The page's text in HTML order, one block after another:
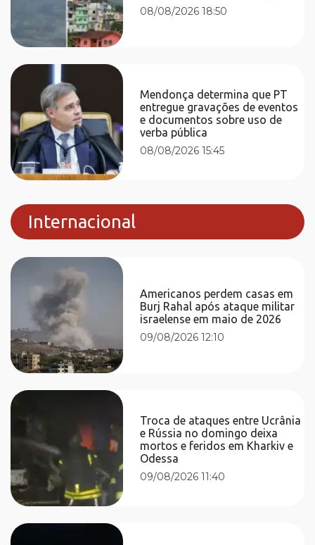
08/08/2026 18:50
Mendonça determina que PT
entregue gravações de eventos
e documentos sobre uso de
verba pública
08/08/2026 15:45
Internacional
Americanos perdem casas em
Burj Rahal após ataque militar
israelense em maio de 2026
09/08/2026 12:10
Troca de ataques entre Ucrânia
e Rússia no domingo deixa
mortos e feridos em Kharkiv e
Odessa
09/08/2026 11:40